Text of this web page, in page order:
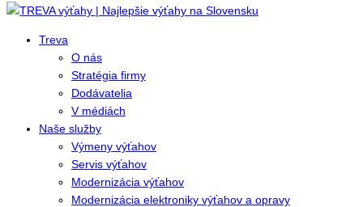
Treva
O nás
Stratégia firmy
Dodávatelia
V médiách
Naše služby
Výmeny výťahov
Servis výťahov
Modernizácia výťahov
Modernizácia elektroniky výťahov a opravy